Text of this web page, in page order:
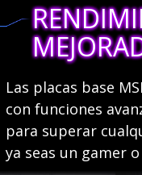
Las placas base
con funciones
para superar
ya seas un gamer